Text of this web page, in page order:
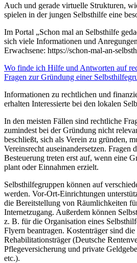
Auch und gerade virtuelle Strukturen,
spielen in der jungen Selbsthilfe eine
Im Portal „Schon mal an Selbsthilfe
sich viele Informationen und
Erwachsene: https://schon-mal-an-
Wo finde ich Hilfe und Antworten auf
Fragen zur Gründung einer
Informationen zu rechtlichen und
erhalten Interessierte bei den lokalen
In den meisten Fällen sind rechtliche
zumindest bei der Gründung nicht
beschließt, sich als Verein zu gründen,
Vereinsrecht auseinandersetzen. Fragen
Besteuerung treten erst auf, wenn eine
plant oder Einnahmen erzielt.
Selbsthilfegruppen können auf
werden. Vor-Ort-Einrichtungen
die Bereitstellung von Räumlichkeiten
Internetzugang. Außerdem können
z. B. für die Organisation eines
Flyern beantragen. Kostenträger sind
Rehabilitationsträger (Deutsche
Pflegeversicherung und private
etc.).